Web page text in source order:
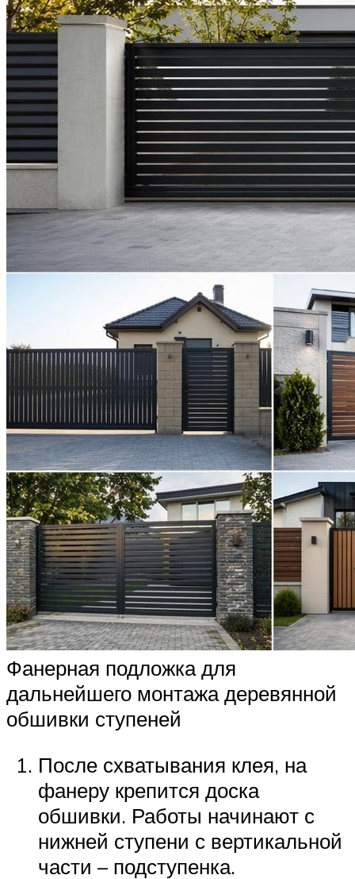
Фанерная подложка для
дальнейшего монтажа деревянной
обшивки ступеней
После схватывания клея, на
фанеру крепится доска
обшивки. Работы начинают с
нижней ступени с вертикальной
части – подступенка.